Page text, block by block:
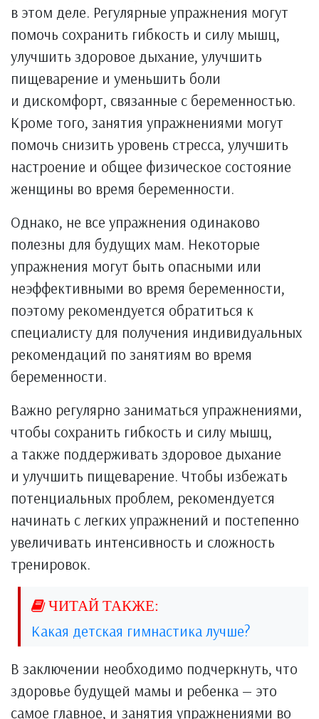
в этом деле. Регулярные упражнения могут
помочь сохранить гибкость и силу мышц,
улучшить здоровое дыхание, улучшить
пищеварение и уменьшить боли
и дискомфорт, связанные с беременностью.
Кроме того, занятия упражнениями могут
помочь снизить уровень стресса, улучшить
настроение и общее физическое состояние
женщины во время беременности.
Однако, не все упражнения одинаково
полезны для будущих мам. Некоторые
упражнения могут быть опасными или
неэффективными во время беременности,
поэтому рекомендуется обратиться к
специалисту для получения индивидуальных
рекомендаций по занятиям во время
беременности.
Важно регулярно заниматься упражнениями,
чтобы сохранить гибкость и силу мышц,
а также поддерживать здоровое дыхание
и улучшить пищеварение. Чтобы избежать
потенциальных проблем, рекомендуется
начинать с легких упражнений и постепенно
увеличивать интенсивность и сложность
тренировок.
Какая детская гимнастика лучше?
В заключении необходимо подчеркнуть, что
здоровье будущей мамы и ребенка — это
самое главное, и занятия упражнениями во